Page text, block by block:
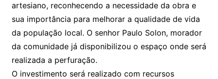
artesiano, reconhecendo a necessidade da obra e
sua importância para melhorar a qualidade de vida
da população local. O senhor Paulo Solon, morador
da comunidade já disponibilizou o espaço onde será
realizada a perfuração.
O investimento será realizado com recursos